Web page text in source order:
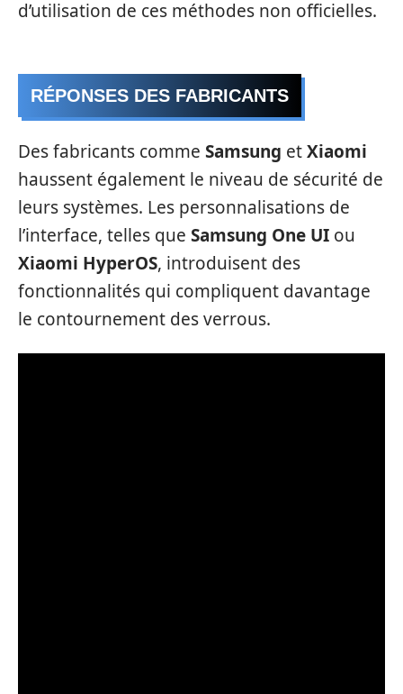
d’utilisation de ces méthodes non officielles.
RÉPONSES DES FABRICANTS
Des fabricants comme Samsung etXiaomi
haussent également le niveau de sécurité de
leurs systèmes. Les personnalisations de
l’interface, telles que Samsung One UI ou
Xiaomi HyperOS, introduisent des
fonctionnalités qui compliquent davantage
le contournement des verrous.